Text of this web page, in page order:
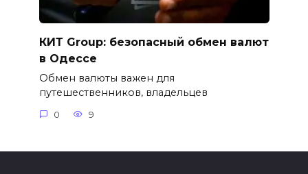
КИТ Group: безопасный обмен валют
в Одессе
Обмен валюты важен для
путешественников, владельцев
0 9